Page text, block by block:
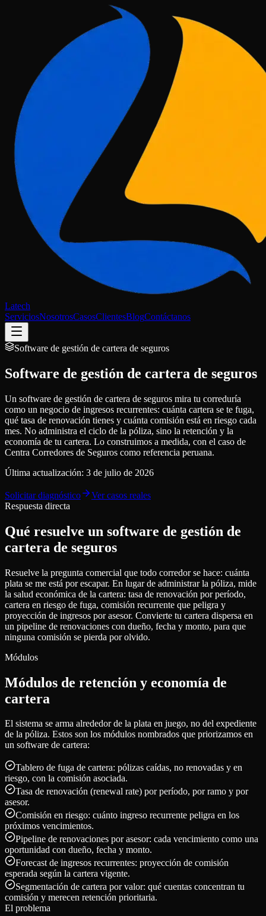
Latech
ServiciosNosotrosCasosClientesBlogContáctanos
Software de gestión de cartera de seguros
Software de gestión de cartera de seguros
Un software de gestión de cartera de seguros mira tu correduría
como un negocio de ingresos recurrentes: cuánta cartera se te fuga,
qué tasa de renovación tienes y cuánta comisión está en riesgo cada
mes. No administra el ciclo de la póliza, sino la retención y la
economía de tu cartera. Lo construimos a medida, con el caso de
Centra Corredores de Seguros como referencia peruana.
Última actualización: 3 de julio de 2026
Solicitar diagnóstico
Ver casos reales
Respuesta directa
Qué resuelve un software de gestión de
cartera de seguros
Resuelve la pregunta comercial que todo corredor se hace: cuánta
plata se me está por escapar. En lugar de administrar la póliza, mide
la salud económica de la cartera: tasa de renovación por período,
cartera en riesgo de fuga, comisión recurrente que peligra y
proyección de ingresos por asesor. Convierte tu cartera dispersa en
un pipeline de renovaciones con dueño, fecha y monto, para que
ninguna comisión se pierda por olvido.
Módulos
Módulos de retención y economía de
cartera
El sistema se arma alrededor de la plata en juego, no del expediente
de la póliza. Estos son los módulos nombrados que priorizamos en
un software de cartera:
Tablero de fuga de cartera: pólizas caídas, no renovadas y en
riesgo, con la comisión asociada.
Tasa de renovación (renewal rate) por período, por ramo y por
asesor.
Comisión en riesgo: cuánto ingreso recurrente peligra en los
próximos vencimientos.
Pipeline de renovaciones por asesor: cada vencimiento como una
oportunidad con dueño, fecha y monto.
Forecast de ingresos recurrentes: proyección de comisión
esperada según la cartera vigente.
Segmentación de cartera por valor: qué cuentas concentran tu
comisión y merecen retención prioritaria.
El problema